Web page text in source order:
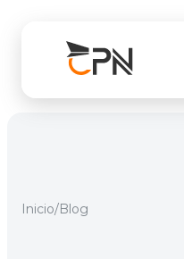
Inicio/Blog